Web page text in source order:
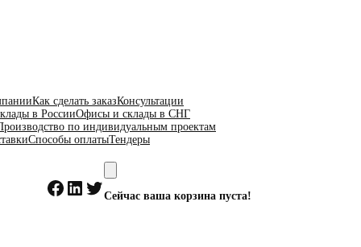
Как сделать заказКонсультации
в РоссииОфисы и склады в СНГ
по индивидуальным проектам
Способы оплатыТендеры
Facebook
LinkedIn
Twitter
Сейчас ваша корзина пуста!